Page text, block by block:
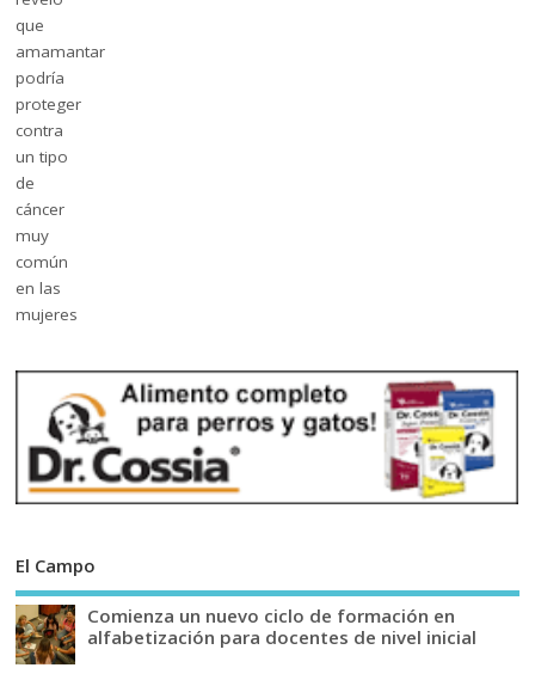
El Campo
Comienza un nuevo ciclo de formación en
alfabetización para docentes de nivel inicial